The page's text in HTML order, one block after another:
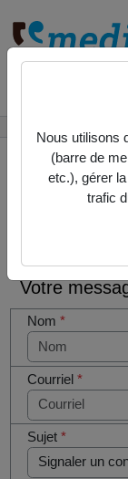
Votre
Nom*
Courriel*
Sujet*
êtes un
humain en
métal
(obligatoire)
Nous utilisons
(barre de
etc.), gérer
trafic